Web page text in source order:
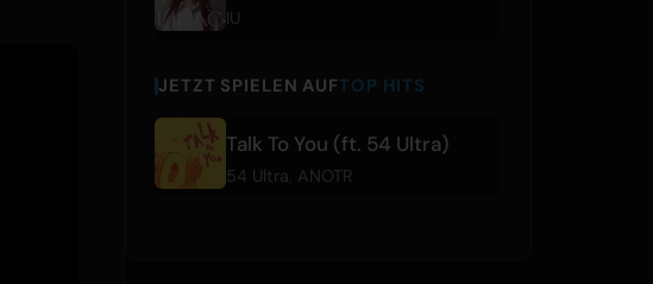
IU
JETZT SPIELEN AUFTOP HITS
Talk To You (ft. 54 Ultra)
54 Ultra ANOTR